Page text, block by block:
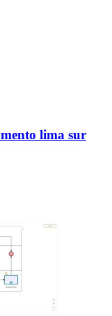
lima sur